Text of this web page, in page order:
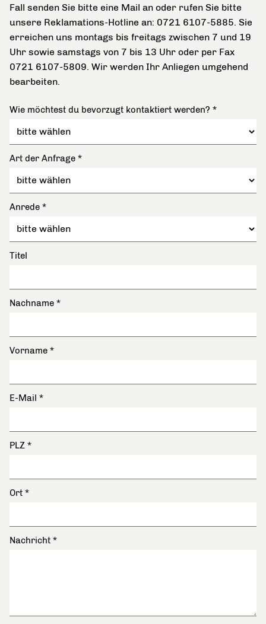
Fall senden Sie bitte eine Mail an oder rufen Sie bitte
unsere Reklamations-Hotline an: 0721 6107-5885. Sie
erreichen uns montags bis freitags zwischen 7 und 19
Uhr sowie samstags von 7 bis 13 Uhr oder per Fax
0721 6107-5809. Wir werden Ihr Anliegen umgehend
bearbeiten.
Wie möchtest du bevorzugt kontaktiert werden? *
Art der Anfrage *
Anrede *
Titel
Nachname *
Vorname *
E-Mail *
PLZ *
Ort *
Nachricht *